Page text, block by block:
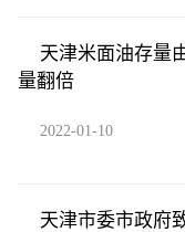
天津米面油存量
量翻倍
2022-01-10
天津市委市政府